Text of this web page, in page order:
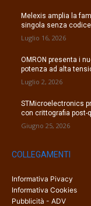
Melexis amplia la
singola senza codice
Luglio 16, 2026
OMRON presenta i
potenza ad alta
Luglio 2, 2026
STMicroelectronics
con crittografia post-
Giugno 25, 2026
COLLEGAMENTI
Informativa Pivacy
Informativa Cookies
Pubblicità - ADV